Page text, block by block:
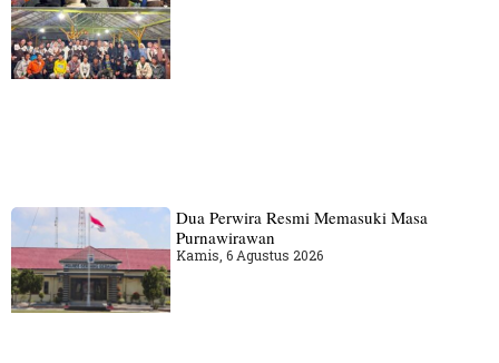
Dua Perwira Resmi Memasuki Masa
Purnawirawan
Kamis, 6 Agustus 2026